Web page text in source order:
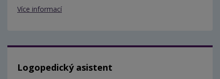
Více informací
Logopedický asistent